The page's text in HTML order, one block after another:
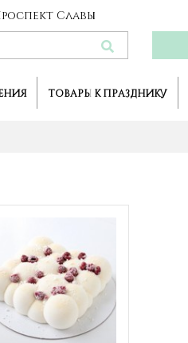
Славы
ТОВАРЫ К ПРАЗДНИКУ